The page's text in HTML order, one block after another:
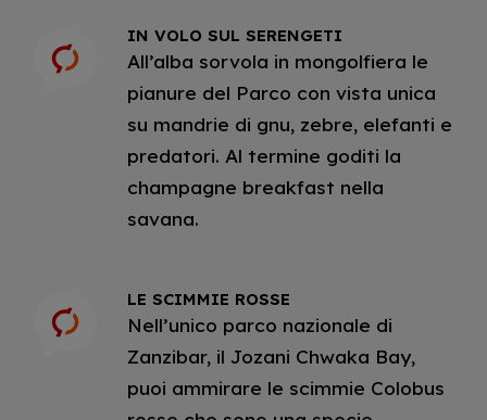
IN VOLO SUL SERENGETI
All’alba sorvola in mongolfiera le
pianure del Parco con vista unica
su mandrie di gnu, zebre, elefanti e
predatori. Al termine goditi la
champagne breakfast nella
savana.
LE SCIMMIE ROSSE
Nell’unico parco nazionale di
Zanzibar, il Jozani Chwaka Bay,
puoi ammirare le scimmie Colobus